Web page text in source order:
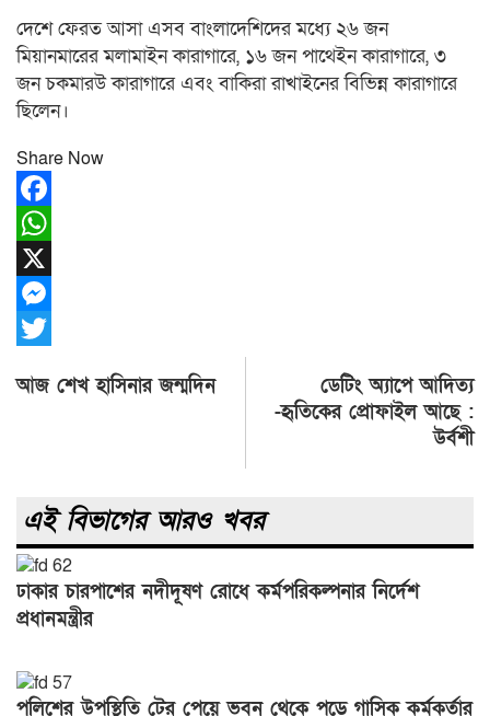
দেশে ফেরত আসা এসব বাংলাদেশিদের মধ্যে ২৬ জন
মিয়ানমারের মলামাইন কারাগারে, ১৬ জন পাথেইন কারাগারে, ৩
জন চকমারউ কারাগারে এবং বাকিরা রাখাইনের বিভিন্ন কারাগারে
ছিলেন।
Share Now
Facebook
WhatsApp
X
Messenger
Post
navigation
আজ শেখ হাসিনার জন্মদিন
ডেটিং অ্যাপে আদিত্য
-হৃতিকের প্রোফাইল আছে :
উর্বশী
এই বিভাগের আরও খবর
ঢাকার চারপাশের নদীদূষণ রোধে কর্মপরিকল্পনার নির্দেশ
প্রধানমন্ত্রীর
পুলিশের উপস্থিতি টের পেয়ে ভবন থেকে পড়ে গাসিক কর্মকর্তার